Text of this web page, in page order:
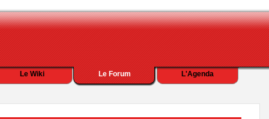
L'Agenda
Le Forum
Le Wiki